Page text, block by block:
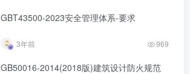
GBT43500-2023安全管理体系-要求
3年前 969
GB50016-2014(2018版)建筑设计防火规范